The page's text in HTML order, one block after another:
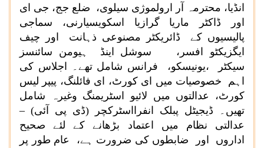
انڈیا، محترمہ آر ارولموژی سیلوی، ضلع جج، جی ای
اور ڈاکٹر ماریا گرازیا اسکویسیارنی، سماجی
پالیسیوں کے ڈائریکٹر مصنوعی ذہانت اور چیف
ایگزیکٹو افسر، سوشل اینڈ ہیومن سائنسز
سیکٹر ،یونیسکو، فرانس شامل تھے۔ اجلاس کی
اہم خصوصیات میں ای کورٹ، ای فائلنگ، پیپر لیس
کورٹ، عدالتوں میں لائیو اسٹریمنگ وغیرہ شامل
تھیں۔ ڈیجیٹل پبلک انفرااسٹرکچر (ڈی پی آئی) –
عدالتی نظام میں اعتماد بڑھانے کے لئے صحیح
اداروں اور ضابطوں کی ضرورت ہے، عام طور پر